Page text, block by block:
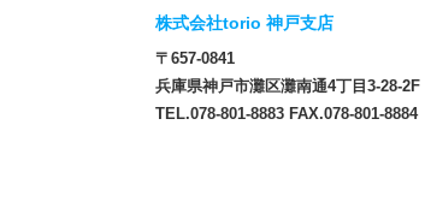
株式会社torio 神戸支店
〒657-0841
兵庫県神戸市灘区灘南通4丁目3-28-2F
TEL.078-801-8883 FAX.078-801-8884